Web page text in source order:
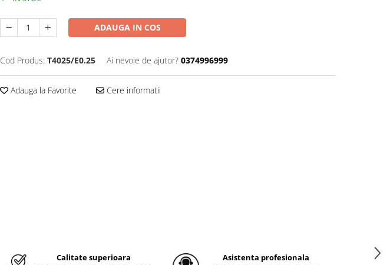
ADAUGA IN COS
Cod Produs: T4025/E0.25 Ai nevoie de ajutor? 0374996999
Adauga la Favorite Cere informatii
Calitate superioara Asistenta profesionala